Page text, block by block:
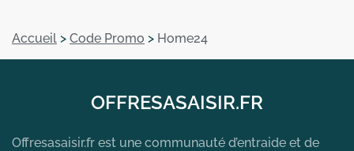
Accueil > Code Promo > Home24
OFFRESASAISIR.FR
Offresasaisir.fr est une communauté d’entraide et de